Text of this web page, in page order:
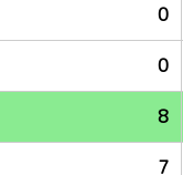
0
0
8
7